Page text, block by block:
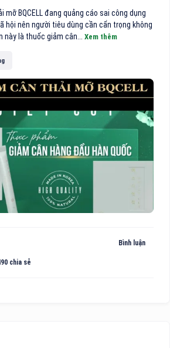
mỡ BQCELL đang quảng cáo sai công dụng
hội nên người tiêu dùng cần cẩn trọng không
này là thuốc giảm cân... Xem thêm
Bình luận
chia sẻ